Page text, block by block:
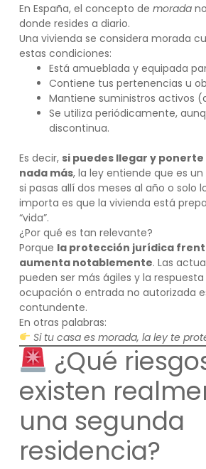
En España, el concepto de morada
donde resides a diario.
Una vivienda se considera morada
estas condiciones:
Está amueblada y equipada
Contiene tus pertenencias u
Mantiene suministros activos
Se utiliza periódicamente,
discontinua.
Es decir, si puedes llegar y
nada más, la ley entiende que es
si pasas allí dos meses al año o solo
importa es que la vivienda está
“vida”.
¿Por qué es tan relevante?
Porque la protección jurídica
aumenta notablemente. Las
pueden ser más ágiles y la
ocupación o entrada no autorizada
contundente.
En otras palabras:
Si tu casa es morada, la ley te
¿Qué
existen
una segunda
residencia?